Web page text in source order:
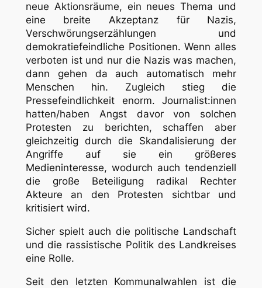
neue Aktionsräume, ein neues Thema und
eine breite Akzeptanz für Nazis,
Verschwörungserzählungen und
demokratiefeindliche Positionen. Wenn alles
verboten ist und nur die Nazis was machen,
dann gehen da auch automatisch mehr
Menschen hin. Zugleich stieg die
Pressefeindlichkeit enorm. Journalist:innen
hatten/haben Angst davor von solchen
Protesten zu berichten, schaffen aber
gleichzeitig durch die Skandalisierung der
Angriffe auf sie ein größeres
Medieninteresse, wodurch auch tendenziell
die große Beteiligung radikal Rechter
Akteure an den Protesten sichtbar und
kritisiert wird.
Sicher spielt auch die politische Landschaft
und die rassistische Politik des Landkreises
eine Rolle.
Seit den letzten Kommunalwahlen ist die